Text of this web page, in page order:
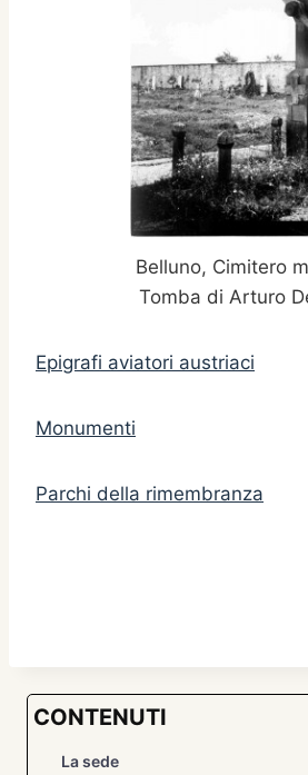
Belluno, Cimitero
Tomba di Arturo
Epigrafi aviatori austriaci
Monumenti
Parchi della rimembranza
CONTENUTI
La sede